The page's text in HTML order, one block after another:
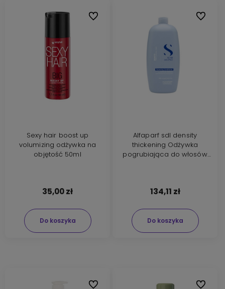
Sexy hair boost up
volumizing odżywka na
objętość 50ml
35,00 zł
Do koszyka
Do ulubionych
Alfaparf sdl density
thickening Odżywka
pogrubiająca do włosów
134,11 zł
Do koszyka
Do
Do ulubionych Do